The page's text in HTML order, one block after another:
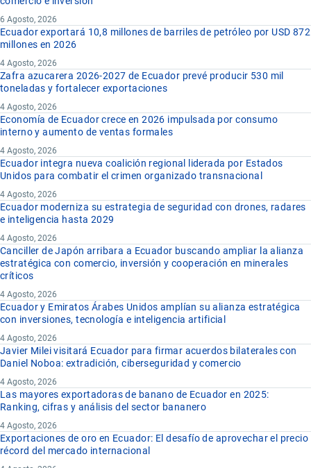
6 Agosto, 2026
Ecuador exportará 10,8 millones de barriles de petróleo por USD 872
millones en 2026
4 Agosto, 2026
Zafra azucarera 2026-2027 de Ecuador prevé producir 530 mil
toneladas y fortalecer exportaciones
4 Agosto, 2026
Economía de Ecuador crece en 2026 impulsada por consumo
interno y aumento de ventas formales
4 Agosto, 2026
Ecuador integra nueva coalición regional liderada por Estados
Unidos para combatir el crimen organizado transnacional
4 Agosto, 2026
Ecuador moderniza su estrategia de seguridad con drones, radares
e inteligencia hasta 2029
4 Agosto, 2026
Canciller de Japón arribara a Ecuador buscando ampliar la alianza
estratégica con comercio, inversión y cooperación en minerales
críticos
4 Agosto, 2026
Ecuador y Emiratos Árabes Unidos amplían su alianza estratégica
con inversiones, tecnología e inteligencia artificial
4 Agosto, 2026
Javier Milei visitará Ecuador para firmar acuerdos bilaterales con
Daniel Noboa: extradición, ciberseguridad y comercio
4 Agosto, 2026
Las mayores exportadoras de banano de Ecuador en 2025:
Ranking, cifras y análisis del sector bananero
4 Agosto, 2026
Exportaciones de oro en Ecuador: El desafío de aprovechar el precio
récord del mercado internacional